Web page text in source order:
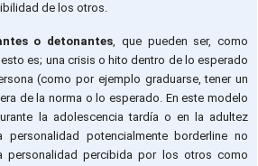
de los otros.
o detonantes, que pueden ser, como
es; una crisis o hito dentro de lo esperado
(como por ejemplo graduarse, tener un
de la norma o lo esperado. En este modelo
la adolescencia tardía o en la adultez
potencialmente borderline no
personalidad percibida por los otros como